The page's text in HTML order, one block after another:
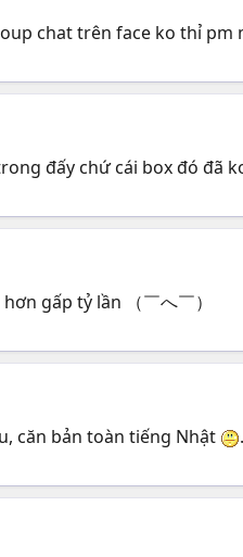
chat trên face ko thỉ pm
đấy chứ cái box đó đã
gấp tỷ lần （￣へ￣）
căn bản toàn tiếng Nhật